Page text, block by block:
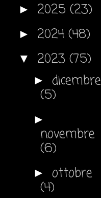
► 2025 (23)
► 2024 (48)
▼ 2023 (75)
► dicembre
(5)
►
novembre
(6)
► ottobre
(4)